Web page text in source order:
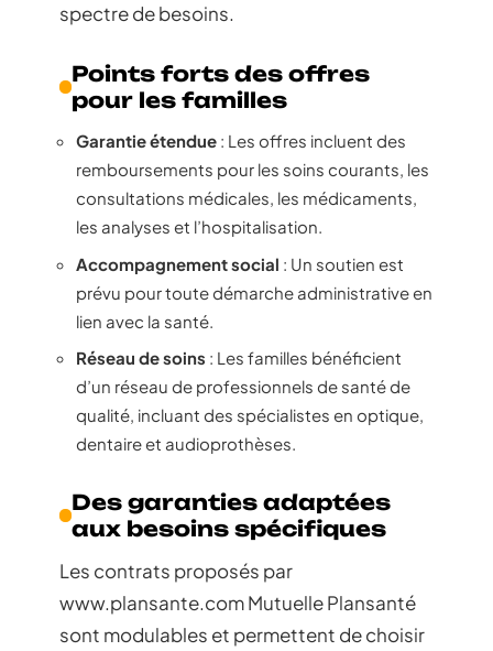
spectre de besoins.
Points forts des offres
pour les familles
Garantie étendue : Les offres incluent des
remboursements pour les soins courants, les
consultations médicales, les médicaments,
les analyses et l’hospitalisation.
Accompagnement social : Un soutien est
prévu pour toute démarche administrative en
lien avec la santé.
Réseau de soins : Les familles bénéficient
d’un réseau de professionnels de santé de
qualité, incluant des spécialistes en optique,
dentaire et audioprothèses.
Des garanties adaptées
aux besoins spécifiques
Les contrats proposés par
www.plansante.com Mutuelle Plansanté
sont modulables et permettent de choisir